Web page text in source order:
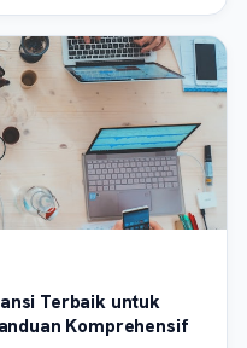
Terbaik untuk
Komprehensif